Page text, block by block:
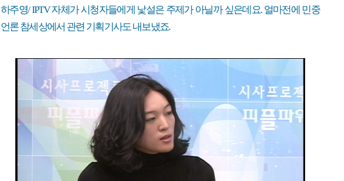
하주영/ IPTV 자체가 시청자들에게 낯설은 주제가 아닐까 싶은데요. 얼마전에 민중
언론 참세상에서 관련 기획기사도 내보냈죠.